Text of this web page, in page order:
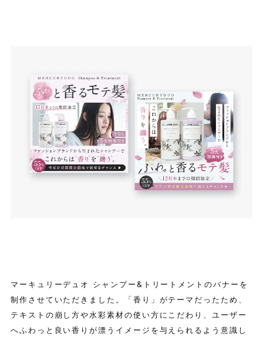
マーキュリーデュオ シャンプー&トリートメントのバナーを
制作させていただきました。「香り」がテーマだったため、
テキストの崩し方や水彩素材の使い方にこだわり、ユーザー
へふわっと良い香りが漂うイメージを与えられるよう意識し